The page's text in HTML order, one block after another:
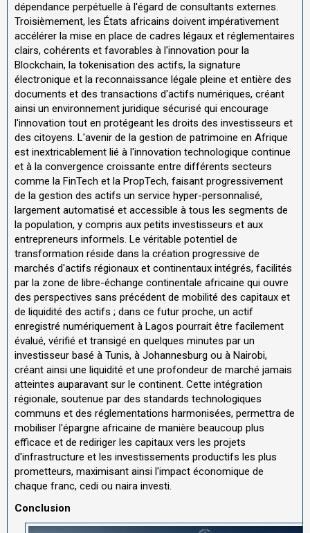
dépendance perpétuelle à l'égard de consultants externes.
Troisièmement, les États africains doivent impérativement
accélérer la mise en place de cadres légaux et réglementaires
clairs, cohérents et favorables à l'innovation pour la
Blockchain, la tokenisation des actifs, la signature
électronique et la reconnaissance légale pleine et entière des
documents et des transactions d'actifs numériques, créant
ainsi un environnement juridique sécurisé qui encourage
l'innovation tout en protégeant les droits des investisseurs et
des citoyens. L'avenir de la gestion de patrimoine en Afrique
est inextricablement lié à l'innovation technologique continue
et à la convergence croissante entre différents secteurs
comme la FinTech et la PropTech, faisant progressivement
de la gestion des actifs un service hyper-personnalisé,
largement automatisé et accessible à tous les segments de
la population, y compris aux petits investisseurs et aux
entrepreneurs informels. Le véritable potentiel de
transformation réside dans la création progressive de
marchés d'actifs régionaux et continentaux intégrés, facilités
par la zone de libre-échange continentale africaine qui ouvre
des perspectives sans précédent de mobilité des capitaux et
de liquidité des actifs ; dans ce futur proche, un actif
enregistré numériquement à Lagos pourrait être facilement
évalué, vérifié et transigé en quelques minutes par un
investisseur basé à Tunis, à Johannesburg ou à Nairobi,
créant ainsi une liquidité et une profondeur de marché jamais
atteintes auparavant sur le continent. Cette intégration
régionale, soutenue par des standards technologiques
communs et des réglementations harmonisées, permettra de
mobiliser l'épargne africaine de manière beaucoup plus
efficace et de rediriger les capitaux vers les projets
d'infrastructure et les investissements productifs les plus
prometteurs, maximisant ainsi l'impact économique de
chaque franc, cedi ou naira investi.
Conclusion